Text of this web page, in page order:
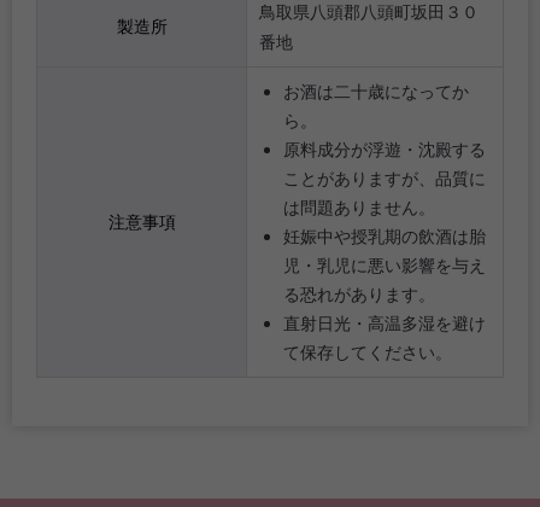
製造所
鳥取県八頭郡八頭町坂田３０
番地
注意事項
お酒は二十歳になってか
ら。
原料成分が浮遊・沈殿する
ことがありますが、品質に
は問題ありません。
妊娠中や授乳期の飲酒は胎
児・乳児に悪い影響を与え
る恐れがあります。
直射日光・高温多湿を避け
て保存してください。